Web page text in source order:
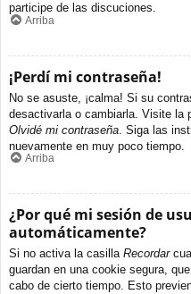
participe de las discuciones.
Arriba
¡Perdí mi contraseña!
No se asuste, ¡calma! Si su
desactivarla o cambiarla. Visite la
Olvidé mi contraseña . Siga las
nuevamente en muy poco tiempo.
Arriba
¿Por qué mi sesión de
automáticamente?
Si no activa la casilla Recordar
guardan en una cookie segura,
cabo de cierto tiempo. Esto